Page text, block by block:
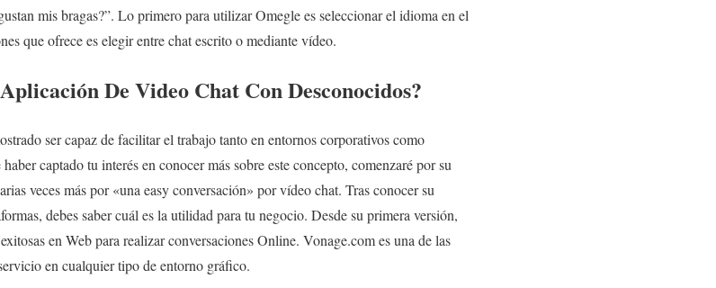
mis bragas?”. Lo primero para utilizar Omegle es seleccionar el idioma en el
que ofrece es elegir entre chat escrito o mediante vídeo.
De Video Chat Con Desconocidos?
ser capaz de facilitar el trabajo tanto en entornos corporativos como
captado tu interés en conocer más sobre este concepto, comenzaré por su
veces más por «una easy conversación» por vídeo chat. Tras conocer su
debes saber cuál es la utilidad para tu negocio. Desde su primera versión,
en Web para realizar conversaciones Online. Vonage.com es una de las
en cualquier tipo de entorno gráfico.